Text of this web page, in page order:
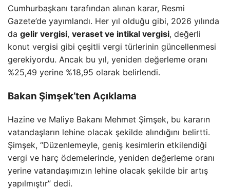
Cumhurbaşkanı tarafından alınan karar, Resmi
Gazete’de yayımlandı. Her yıl olduğu gibi, 2026 yılında
da gelir vergisi, veraset ve intikal vergisi, değerli
konut vergisi gibi çeşitli vergi türlerinin güncellenmesi
gerekiyordu. Ancak bu yıl, yeniden değerleme oranı
%25,49 yerine %18,95 olarak belirlendi.
Bakan Şimşek’ten Açıklama
Hazine ve Maliye Bakanı Mehmet Şimşek, bu kararın
vatandaşların lehine olacak şekilde alındığını belirtti.
Şimşek, “Düzenlemeyle, geniş kesimlerin etkilendiği
vergi ve harç ödemelerinde, yeniden değerleme oranı
yerine vatandaşımızın lehine olacak şekilde bir artış
yapılmıştır” dedi.